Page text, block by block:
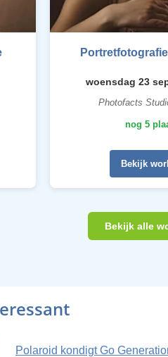
woensdag 23
Photofacts
nog 5
Bekijk
Bekijk alle
Polaroid kondigt Go